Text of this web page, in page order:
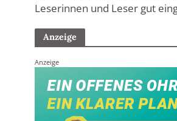
Leserinnen und Leser gut
Anzeige
Anzeige